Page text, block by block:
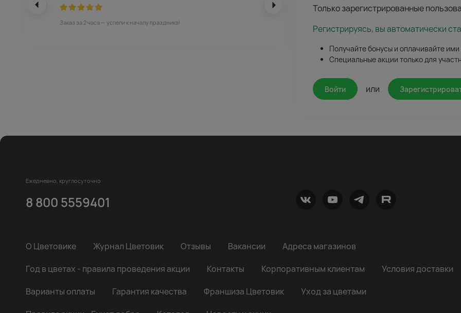
Заказ за 2 часа — успели к началу праздника!
Только зарегистрированные
Регистрируясь, вы автоматически
Получайте бонусы и оплачивайте ими
Специальные акции только для
Войти или
Ежедневно, круглосуточно
8 800 5559401
О Цветовике Журнал Цветовик Отзывы Вакансии
Адреса магазинов
Год в цветах - правила проведения акции
Контакты Корпоративным клиентам
Условия доставки
Варианты оплаты
Гарантия качества Франшиза Цветовик
Уход за цветами